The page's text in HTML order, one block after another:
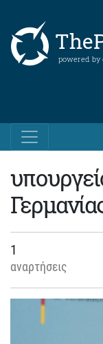
powered by
1
αναρτήσεις